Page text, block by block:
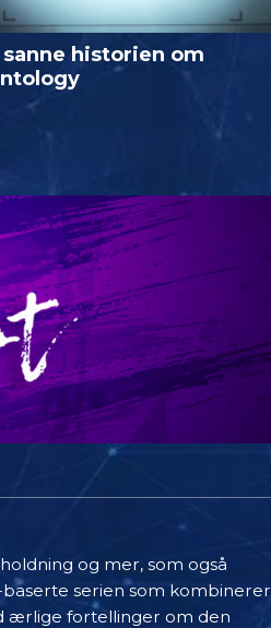
sanne historien om
og mer, som også
serien som kombinerer
ærlige fortellinger om den